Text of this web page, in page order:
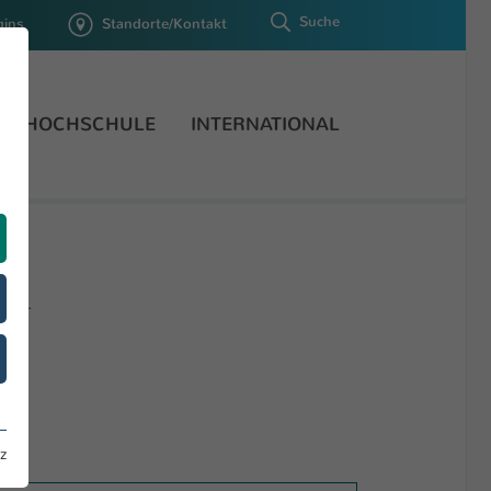
Standorte/Kontakt Suche
HOCHSCHULE INTERNATIONAL